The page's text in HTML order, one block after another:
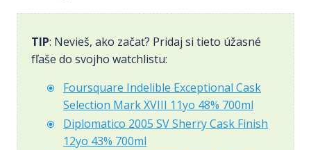
TIP: Nevieš, ako začať? Pridaj si tieto úžasné
fľaše do svojho watchlistu:
Foursquare Indelible Exceptional Cask
Selection Mark XVIII 11yo 48% 700ml
Diplomatico 2005 SV Sherry Cask Finish
12yo 43% 700ml